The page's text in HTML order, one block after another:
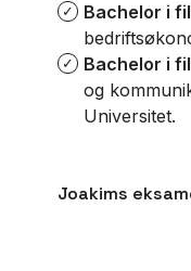
Bachelor i
Bachelor i
og
Universitet.
Joakims